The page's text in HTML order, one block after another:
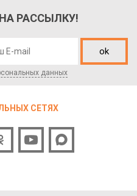
РАССЫЛКУ!
ok
данных
СЕТЯХ